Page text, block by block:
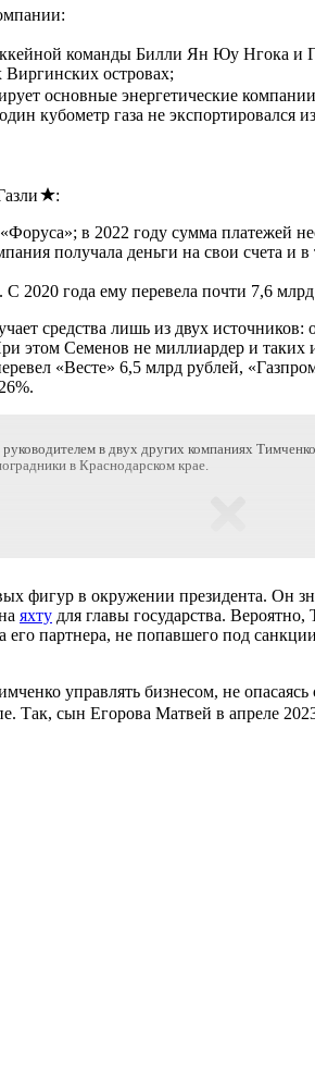
команды Билли Ян Юу Нгока и
островах;
основные энергетические
кубометр газа не экспортировался
:
в 2022 году сумма платежей
получала деньги на свои счета и
2020 года ему перевела почти 7,6
средства лишь из двух
этом Семенов не миллиардер и
«Весте» 6,5 млрд рублей,
в двух других компаниях
в Краснодарском крае.
фигур в окружении президента. Он
яхту для главы государства.
партнера, не попавшего под
управлять бизнесом, не
Так, сын Егорова Матвей в апреле